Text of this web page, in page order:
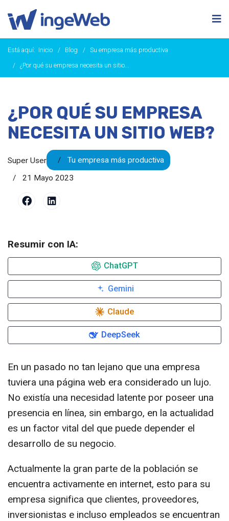
Está aquí: Inicio Blog
Su empresa más productiva
¿Por qué su empresa necesita un sitio...
¿POR QUÉ SU EMPRESA
NECESITA UN SITIO WEB?
Super User
Tu empresa más productiva
21 Mayo 2023
Resumir con IA:
ChatGPT
Gemini
Claude
DeepSeek
En un pasado no tan lejano que una empresa
tuviera una página web era considerado un lujo.
No existía una necesidad latente por poseer una
presencia en línea, sin embargo, en la actualidad
es un factor vital del que puede depender el
desarrollo de su negocio.
Actualmente la gran parte de la población se
encuentra activamente en internet, esto para su
empresa significa que clientes, proveedores,
inversionistas e incluso empleados se encuentran